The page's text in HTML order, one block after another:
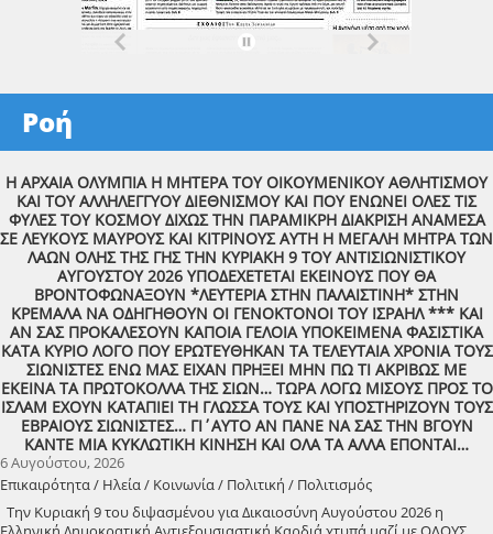
Ροή
Η ΑΡΧΑΙΑ ΟΛΥΜΠΙΑ Η ΜΗΤΕΡΑ ΤΟΥ ΟΙΚΟΥΜΕΝΙΚΟΥ ΑΘΛΗΤΙΣΜΟΥ
ΚΑΙ ΤΟΥ ΑΛΛΗΛΕΓΓΥΟΥ ΔΙΕΘΝΙΣΜΟΥ ΚΑΙ ΠΟΥ ΕΝΩΝΕΙ ΟΛΕΣ ΤΙΣ
ΦΥΛΕΣ ΤΟΥ ΚΟΣΜΟΥ ΔΙΧΩΣ ΤΗΝ ΠΑΡΑΜΙΚΡΗ ΔΙΑΚΡΙΣΗ ΑΝΑΜΕΣΑ
ΣΕ ΛΕΥΚΟΥΣ ΜΑΥΡΟΥΣ ΚΑΙ ΚΙΤΡΙΝΟΥΣ ΑΥΤΗ Η ΜΕΓΑΛΗ ΜΗΤΡΑ ΤΩΝ
ΛΑΩΝ ΟΛΗΣ ΤΗΣ ΓΗΣ ΤΗΝ ΚΥΡΙΑΚΗ 9 ΤΟΥ ΑΝΤΙΣΙΩΝΙΣΤΙΚΟΥ
ΑΥΓΟΥΣΤΟΥ 2026 ΥΠΟΔΕΧΕΤΕΤΑΙ ΕΚΕΙΝΟΥΣ ΠΟΥ ΘΑ
ΒΡΟΝΤΟΦΩΝΑΞΟΥΝ *ΛΕΥΤΕΡΙΑ ΣΤΗΝ ΠΑΛΑΙΣΤΙΝΗ* ΣΤΗΝ
ΚΡΕΜΑΛΑ ΝΑ ΟΔΗΓΗΘΟΥΝ ΟΙ ΓΕΝΟΚΤΟΝΟΙ ΤΟΥ ΙΣΡΑΗΛ *** ΚΑΙ
ΑΝ ΣΑΣ ΠΡΟΚΑΛΕΣΟΥΝ ΚΑΠΟΙΑ ΓΕΛΟΙΑ ΥΠΟΚΕΙΜΕΝΑ ΦΑΣΙΣΤΙΚΑ
ΚΑΤΑ ΚΥΡΙΟ ΛΟΓΟ ΠΟΥ ΕΡΩΤΕΥΘΗΚΑΝ ΤΑ ΤΕΛΕΥΤΑΙΑ ΧΡΟΝΙΑ ΤΟΥΣ
ΣΙΩΝΙΣΤΕΣ ΕΝΩ ΜΑΣ ΕΙΧΑΝ ΠΡΗΞΕΙ ΜΗΝ ΠΩ ΤΙ ΑΚΡΙΒΩΣ ΜΕ
ΕΚΕΙΝΑ ΤΑ ΠΡΩΤΟΚΟΛΛΑ ΤΗΣ ΣΙΩΝ… ΤΩΡΑ ΛΟΓΩ ΜΙΣΟΥΣ ΠΡΟΣ ΤΟ
ΙΣΛΑΜ ΕΧΟΥΝ ΚΑΤΑΠΙΕΙ ΤΗ ΓΛΩΣΣΑ ΤΟΥΣ ΚΑΙ ΥΠΟΣΤΗΡΙΖΟΥΝ ΤΟΥΣ
ΕΒΡΑΙΟΥΣ ΣΙΩΝΙΣΤΕΣ… ΓΙ΄ΑΥΤΟ ΑΝ ΠΑΝΕ ΝΑ ΣΑΣ ΤΗΝ ΒΓΟΥΝ
ΚΑΝΤΕ ΜΙΑ ΚΥΚΛΩΤΙΚΗ ΚΙΝΗΣΗ ΚΑΙ ΟΛΑ ΤΑ ΑΛΛΑ ΕΠΟΝΤΑΙ…
6 Αυγούστου, 2026
Επικαιρότητα / Ηλεία / Κοινωνία / Πολιτική / Πολιτισμός
Την Κυριακή 9 του διψασμένου για Δικαιοσύνη Αυγούστου 2026 η